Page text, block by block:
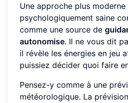
Une approche plus moderne
psychologiquement saine
comme une source de
autonomise. Il ne vous dit
il révèle les énergies en jeu
puissiez décider quoi faire
Pensez-y comme à une
météorologique. La